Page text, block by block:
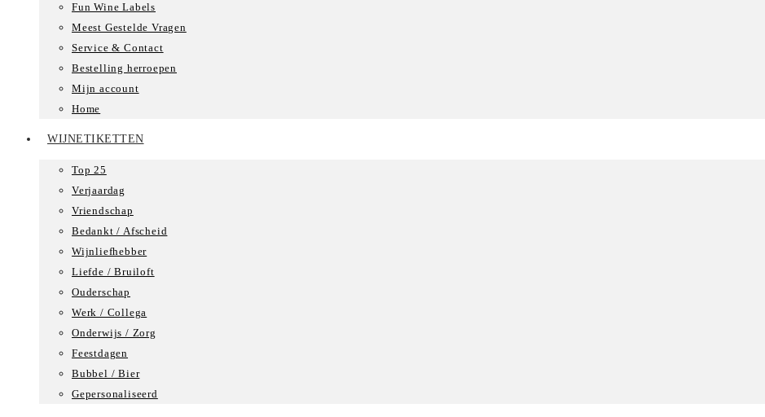
Fun Wine Labels
Meest Gestelde Vragen
Service & Contact
Bestelling herroepen
Mijn account
Home
WIJNETIKETTEN
Top 25
Verjaardag
Vriendschap
Bedankt / Afscheid
Wijnliefhebber
Liefde / Bruiloft
Ouderschap
Werk / Collega
Onderwijs / Zorg
Feestdagen
Bubbel / Bier
Gepersonaliseerd